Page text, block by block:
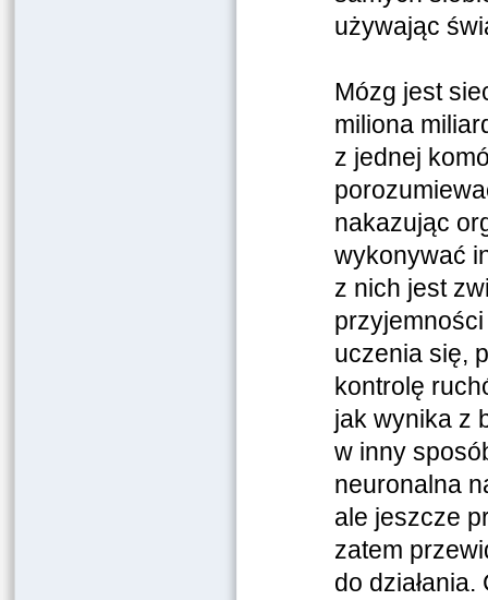
używając
Mózg jest
miliona
z jednej
nakazując
wykonywać
z nich jest
uczenia się,
kontrolę
jak wynika z
w inny
neuronalna
ale jeszcze
zatem
do